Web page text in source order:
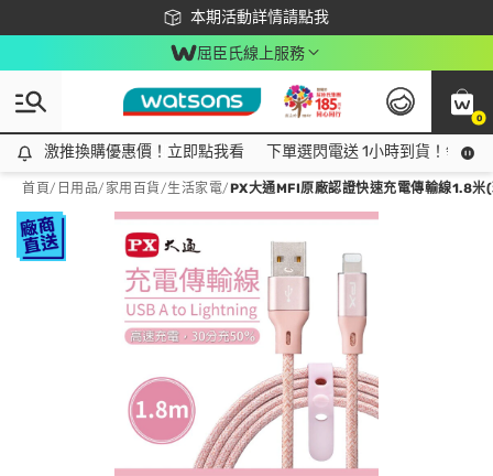
本期活動詳情請點我
下載app最高回饋$350
屈臣氏線上服務
0
激推換購優惠價！立即點我看
激推換購優惠價！立即點我看 下單選閃電送 1小時到貨！領神
首頁/ 日用品/ 家用百貨/生活家電/PX大通MFI原廠認證快速充電傳輸線1.8